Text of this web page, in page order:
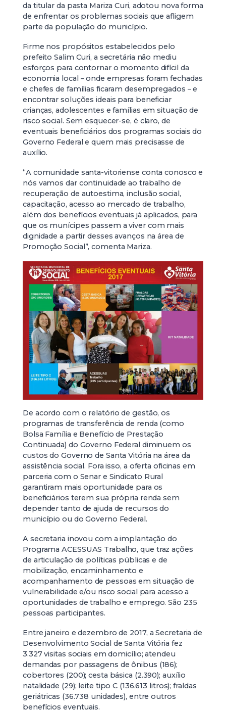
da titular da pasta Mariza Curi, adotou nova forma
de enfrentar os problemas sociais que afligem
parte da população do município.
Firme nos propósitos estabelecidos pelo
prefeito Salim Curi, a secretária não mediu
esforços para contornar o momento difícil da
economia local – onde empresas foram fechadas
e chefes de famílias ficaram desempregados – e
encontrar soluções ideais para beneficiar
crianças, adolescentes e famílias em situação de
risco social. Sem esquecer-se, é claro, de
eventuais beneficiários dos programas sociais do
Governo Federal e quem mais precisasse de
auxílio.
“A comunidade santa-vitoriense conta conosco e
nós vamos dar continuidade ao trabalho de
recuperação de autoestima, inclusão social,
capacitação, acesso ao mercado de trabalho,
além dos benefícios eventuais já aplicados, para
que os munícipes passem a viver com mais
dignidade a partir desses avanços na área de
Promoção Social”, comenta Mariza.
De acordo com o relatório de gestão, os
programas de transferência de renda (como
Bolsa Família e Benefício de Prestação
Continuada) do Governo Federal diminuem os
custos do Governo de Santa Vitória na área da
assistência social. Fora isso, a oferta oficinas em
parceria com o Senar e Sindicato Rural
garantiram mais oportunidade para os
beneficiários terem sua própria renda sem
depender tanto de ajuda de recursos do
município ou do Governo Federal.
A secretaria inovou com a implantação do
Programa ACESSUAS Trabalho, que traz ações
de articulação de políticas públicas e de
mobilização, encaminhamento e
acompanhamento de pessoas em situação de
vulnerabilidade e/ou risco social para acesso a
oportunidades de trabalho e emprego. São 235
pessoas participantes.
Entre janeiro e dezembro de 2017, a Secretaria de
Desenvolvimento Social de Santa Vitória fez
3.327 visitas sociais em domicílio; atendeu
demandas por passagens de ônibus (186);
cobertores (200); cesta básica (2.390); auxílio
natalidade (29); leite tipo C (136.613 litros); fraldas
geriátricas (36.738 unidades), entre outros
benefícios eventuais.